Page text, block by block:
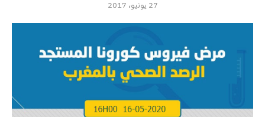
27 يونيو، 2017